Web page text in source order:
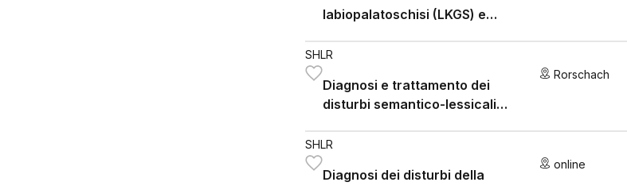
labiopalatoschisi (LKGS) e
una visione orientata alla pratica
SHLR
Diagnosi e trattamento dei
disturbi semantico-lessicali
Rorschach
SHLR
Diagnosi dei disturbi della
online